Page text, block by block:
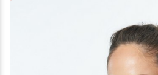
Bolnik se z njo spopada do konca
biološkimi zdravili jo je zadnja leta